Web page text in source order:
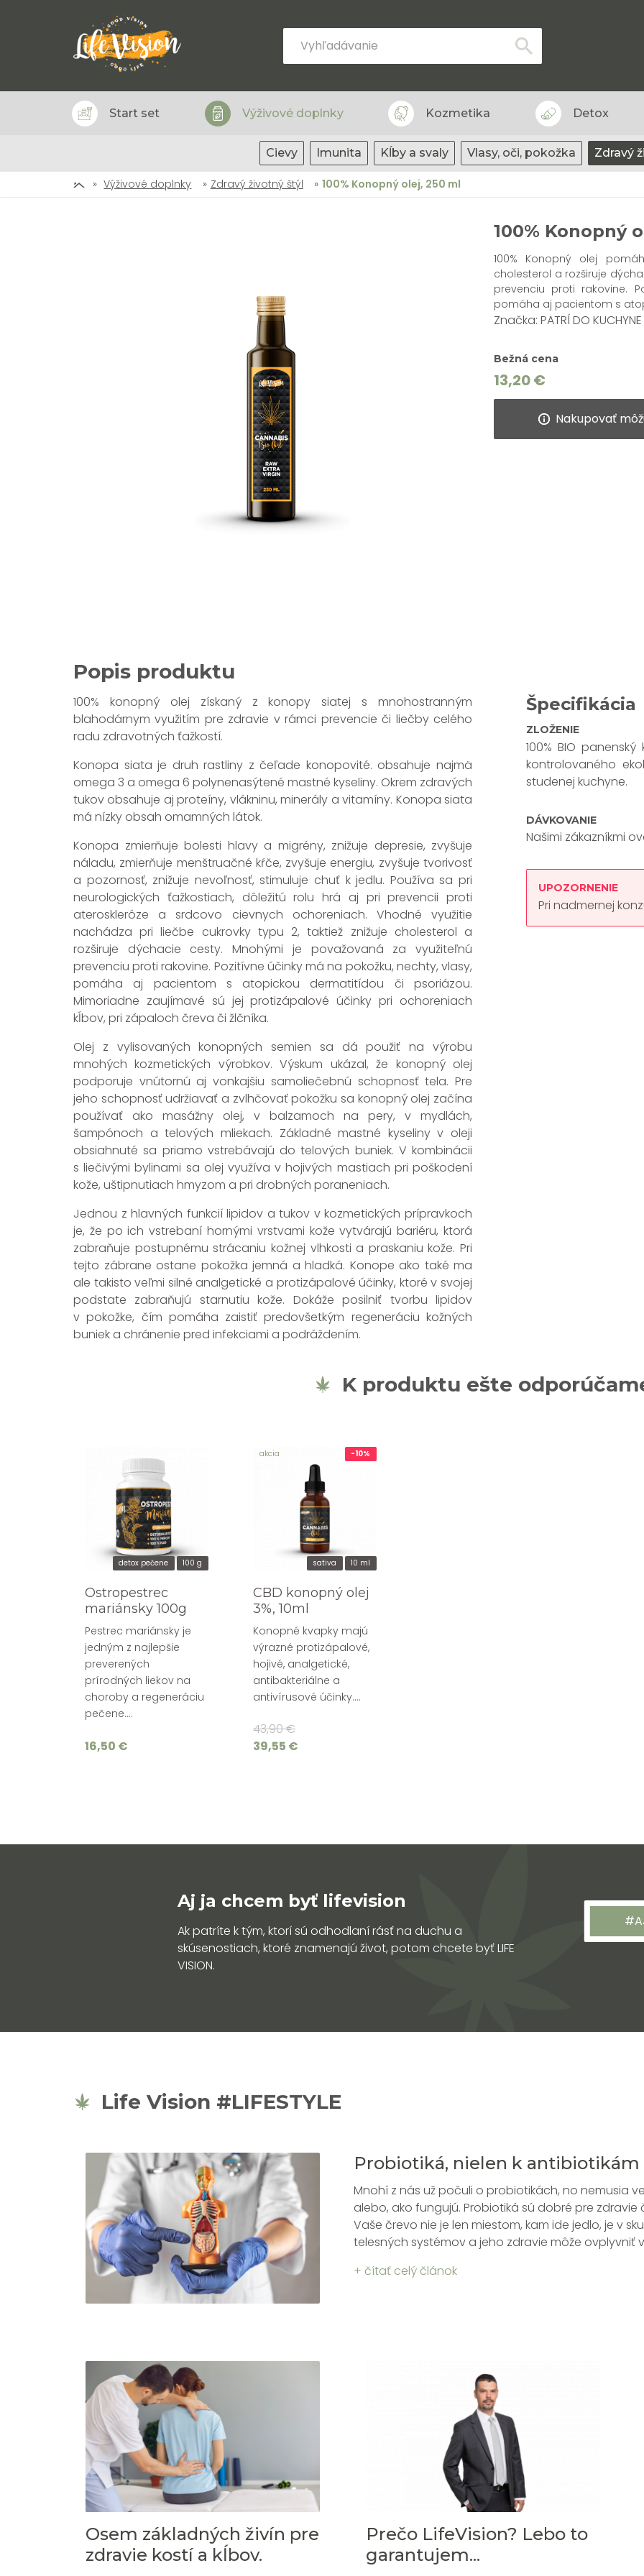
Start set Výživové doplnky Kozmetika Detox
Cievy Imunita Kĺby a svaly Vlasy, oči, pokožka Zdravý
Výživové doplnky Zdravý životný štýl 100% Konopný olej, 250 ml
100% Konopný
100% Konopný olej
cholesterol a rozširuje
prevenciu proti rakovine.
pomáha aj pacientom s
Značka: PATRÍ DO KUCHYNE
Bežná cena
13,20 €
Nakupovať
Popis produktu
100% konopný olej získaný z konopy siatej s mnohostranným
blahodárnym využitím pre zdravie v rámci prevencie či liečby celého
radu zdravotných ťažkostí.
Konopa siata je druh rastliny z čeľade konopovité. obsahuje najmä
omega 3 a omega 6 polynenasýtené mastné kyseliny. Okrem zdravých
tukov obsahuje aj proteíny, vlákninu, minerály a vitamíny. Konopa siata
má nízky obsah omamných látok.
Konopa zmierňuje bolesti hlavy a migrény, znižuje depresie, zvyšuje
náladu, zmierňuje menštruačné kŕče, zvyšuje energiu, zvyšuje tvorivosť
a pozornosť, znižuje nevoľnosť, stimuluje chuť k jedlu. Používa sa pri
neurologických ťažkostiach, dôležitú rolu hrá aj pri prevencii proti
ateroskleróze a srdcovo cievnych ochoreniach. Vhodné využitie
nachádza pri liečbe cukrovky typu 2, taktiež znižuje cholesterol a
rozširuje dýchacie cesty. Mnohými je považovaná za využiteľnú
prevenciu proti rakovine. Pozitívne účinky má na pokožku, nechty, vlasy,
pomáha aj pacientom s atopickou dermatitídou či psoriázou.
Mimoriadne zaujímavé sú jej protizápalové účinky pri ochoreniach
kĺbov, pri zápaloch čreva či žlčníka.
Olej z vylisovaných konopných semien sa dá použiť na výrobu
mnohých kozmetických výrobkov. Výskum ukázal, že konopný olej
podporuje vnútornú aj vonkajšiu samoliečebnú schopnosť tela. Pre
jeho schopnosť udržiavať a zvlhčovať pokožku sa konopný olej začína
používať ako masážny olej, v balzamoch na pery, v mydlách,
šampónoch a telových mliekach. Základné mastné kyseliny v oleji
obsiahnuté sa priamo vstrebávajú do telových buniek. V kombinácii
s liečivými bylinami sa olej využíva v hojivých mastiach pri poškodení
kože, uštipnutiach hmyzom a pri drobných poraneniach.
Jednou z hlavných funkcií lipidov a tukov v kozmetických prípravkoch
je, že po ich vstrebaní hornými vrstvami kože vytvárajú bariéru, ktorá
zabraňuje postupnému strácaniu kožnej vlhkosti a praskaniu kože. Pri
tejto zábrane ostane pokožka jemná a hladká. Konope ako také ma
ale takisto veľmi silné analgetické a protizápalové účinky, ktoré v svojej
podstate zabraňujú starnutiu kože. Dokáže posilniť tvorbu lipidov
v pokožke, čím pomáha zaistiť predovšetkým regeneráciu kožných
buniek a chránenie pred infekciami a podráždením.
Špecifikácia
ZLOŽENIE
100% BIO
kontrolovaného
studenej kuchyne.
DÁVKOVANIE
Našimi zákazníkmi
UPOZORNENIE
Pri nadmernej
K produktu ešte
detox pečene 100 g
Ostropestrec
mariánsky 100g
Pestrec mariánsky je
jedným z najlepšie
preverených
prírodných liekov na
choroby a regeneráciu
pečene....
16,50 €
akcia -10%
sativa 10 ml
CBD konopný olej
3%, 10ml
Konopné kvapky majú
výrazné protizápalové,
hojivé, analgetické,
antibakteriálne a
antivírusové účinky....
43,90 €
39,55 €
Aj ja chcem byť lifevision
Ak patríte k tým, ktorí sú odhodlaní rásť na duchu a
skúsenostiach, ktoré znamenajú život, potom chcete byť LIFE
VISION.
Life Vision #LIFESTYLE
Probiotiká, nielen k antibiotikám
Mnohí z nás už počuli o probiotikách, no nemusia
alebo, ako fungujú. Probiotiká sú dobré pre
Vaše črevo nie je len miestom, kam ide jedlo, je v
telesných systémov a jeho zdravie môže ovplyvniť
+ čítať celý článok
Osem základných živín pre
zdravie kostí a kĺbov.
Prečo LifeVision? Lebo to
garantujem...